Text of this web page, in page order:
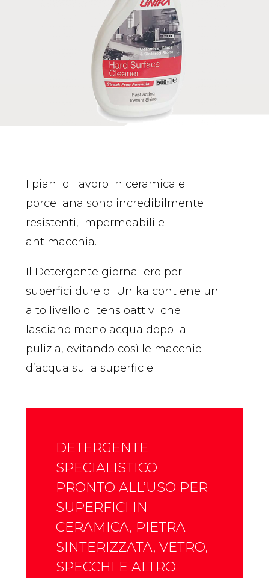
I piani di lavoro in ceramica e
porcellana sono incredibilmente
resistenti, impermeabili e
antimacchia.
Il Detergente giornaliero per
superfici dure di Unika contiene un
alto livello di tensioattivi che
lasciano meno acqua dopo la
pulizia, evitando così le macchie
d’acqua sulla superficie.
DETERGENTE
SPECIALISTICO
PRONTO ALL’USO PER
SUPERFICI IN
CERAMICA, PIETRA
SINTERIZZATA, VETRO,
SPECCHI E ALTRO